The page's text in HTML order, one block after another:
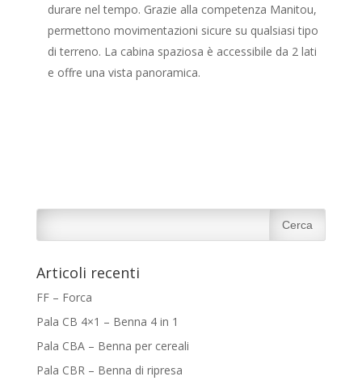
durare nel tempo. Grazie alla competenza Manitou,
permettono movimentazioni sicure su qualsiasi tipo
di terreno. La cabina spaziosa è accessibile da 2 lati
e offre una vista panoramica.
Articoli recenti
FF – Forca
Pala CB 4×1 – Benna 4 in 1
Pala CBA – Benna per cereali
Pala CBR – Benna di ripresa